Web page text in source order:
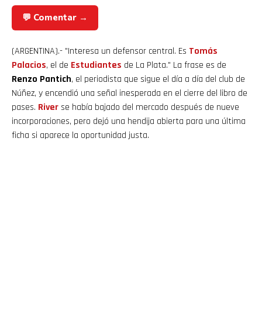
💬 Comentar →
(ARGENTINA).- "Interesa un defensor central. Es Tomás
Palacios, el de Estudiantes de La Plata." La frase es de
Renzo Pantich, el periodista que sigue el día a día del club de
Núñez, y encendió una señal inesperada en el cierre del libro de
pases. Riverse había bajado del mercado después de nueve
incorporaciones, pero dejó una hendija abierta para una última
ficha si aparece la oportunidad justa.